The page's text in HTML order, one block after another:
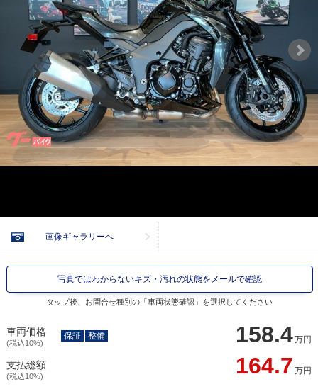
画像ギャラリーへ
写真ではわからないキズ・汚れの状態をメールで確認
タップ後、お問合せ種別の「車両状態確認」を選択してください
車両価格
(税込10%) 158.4万円
保証 整備
支払総額
(税込10%) 164.7 万円